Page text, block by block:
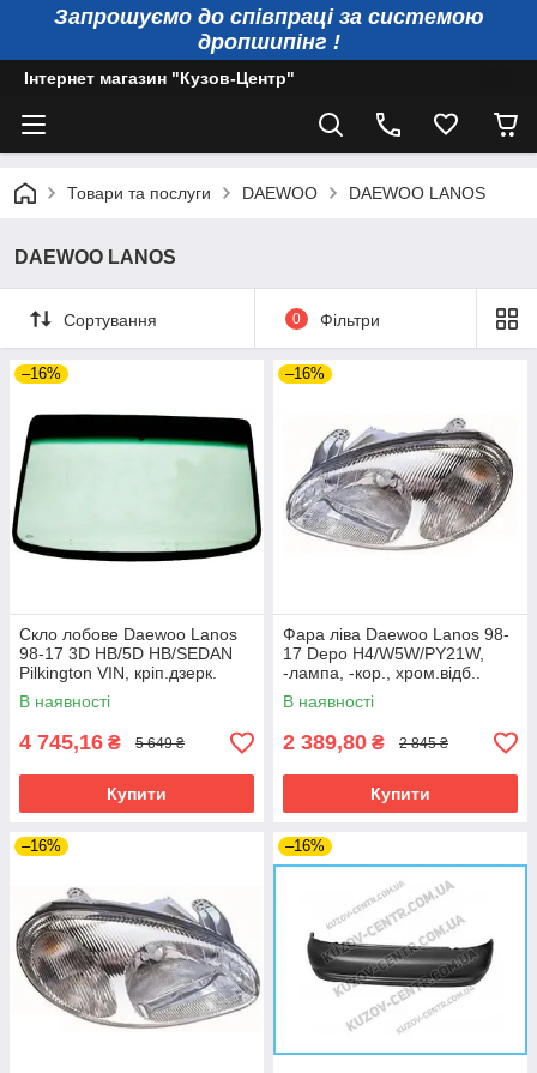
Запрошуємо до співпраці за системою
дропшипінг !
Інтернет магазин "Кузов-Центр"
Товари та послуги DAEWOO DAEWOO LANOS
DAEWOO LANOS
Сортування 0 Фільтри
–16%
Скло лобове Daewoo Lanos
98-17 3D HB/5D HB/SEDAN
Pilkington VIN, кріп.дзерк.
В наявності
4 745,16 ₴ 5 649 ₴
Купити
–16%
Фара ліва Daewoo Lanos 98-
17 Depo H4/W5W/PY21W,
-лампа, -кор., хром.відб..
В наявності
2 389,80 ₴ 2 845 ₴
Купити
–16% –16%